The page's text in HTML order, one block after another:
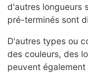
d'autres longueurs
pré-terminés sont
D'autres types ou
des couleurs, des
peuvent